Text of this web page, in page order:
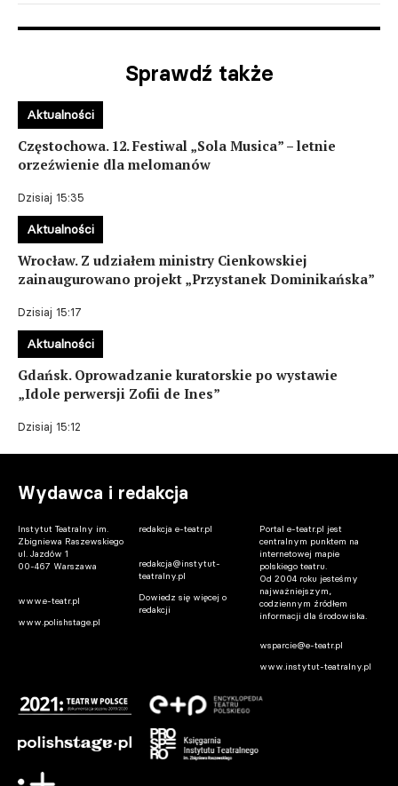
Sprawdź także
Częstochowa. 12. Festiwal „Sola Musica” – letnie
orzeźwienie dla melomanów
Dzisiaj 15:35
Aktualności
Wrocław. Z udziałem ministry Cienkowskiej
zainaugurowano projekt „Przystanek Dominikańska”
Dzisiaj 15:17
Aktualności
Gdańsk. Oprowadzanie kuratorskie po wystawie
„Idole perwersji Zofii de Ines”
Dzisiaj 15:12
Aktualności
Wydawca i redakcja
Instytut Teatralny im.
Zbigniewa Raszewskiego
ul. Jazdów 1
00-467 Warszawa
www.e-teatr.pl
www.polishstage.pl
redakcja e-teatr.pl
redakcja@instytut-
teatralny.pl
Dowiedz się więcej o
redakcji
Portal e-teatr.pl jest
centralnym punktem na
internetowej mapie
polskiego teatru.
Od 2004 roku jesteśmy
najważniejszym,
codziennym źródłem
informacji dla środowiska.
wsparcie@e-teatr.pl
www.instytut-teatralny.pl